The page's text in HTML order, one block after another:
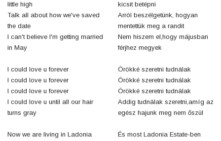
little high
Talk all about how we've saved
the date
I can't believe I'm getting married
in May
I could love u forever
I could love u forever
I could love u forever
I could love u until all our hair
turns gray
Now we are living in Ladonia
kicsit betépni
Arról beszélgetünk, hogyan
mentettük meg a randit
Nem hiszem el,hogy májusban
férjhez megyek
Örökké szeretni tudnálak
Örökké szeretni tudnálak
Örökké szeretni tudnálak
Addig tudnálak szeretni,amíg az
egész hajunk meg nem őszül
És most Ladonia Estate-ben